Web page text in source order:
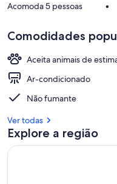
Acomoda 5 pessoas •
Comodidades
Aceita animais de
Ar-condicionado
Não fumante
Ver todas
Explore a região